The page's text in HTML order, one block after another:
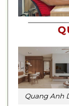
Quang Anh